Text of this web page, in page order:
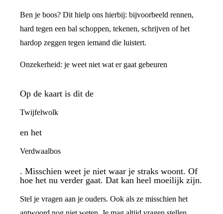
Ben je boos? Dit hielp ons hierbij: bijvoorbeeld rennen,
hard tegen een bal schoppen, tekenen, schrijven of het
hardop zeggen tegen iemand die luistert.
Onzekerheid: je weet niet wat er gaat gebeuren
Op de kaart is dit de
Twijfelwolk
en het
Verdwaalbos
. Misschien weet je niet waar je straks woont. Of
hoe het nu verder gaat. Dat kan heel moeilijk zijn.
Stel je vragen aan je ouders. Ook als ze misschien het